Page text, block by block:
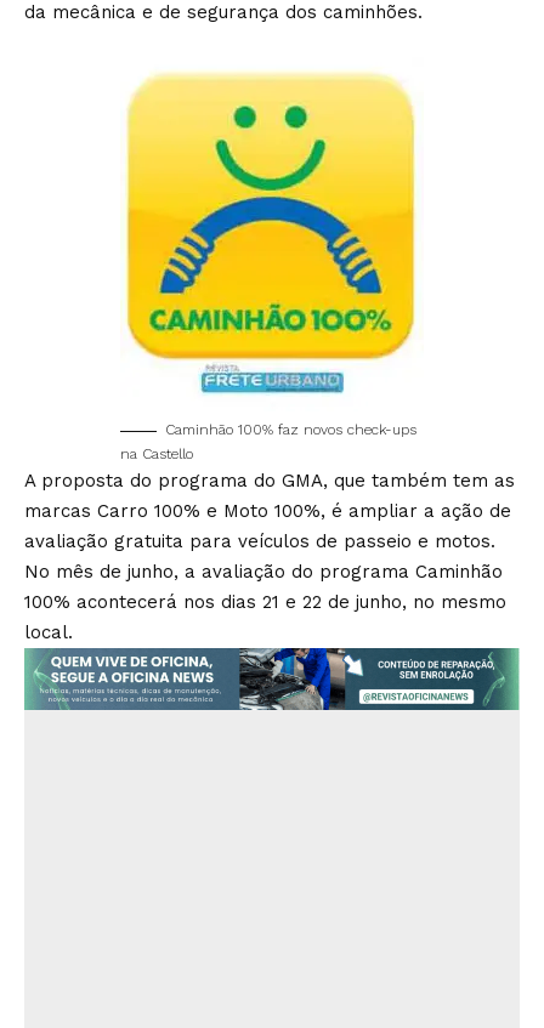
da mecânica e de segurança dos caminhões.
Caminhão 100% faz novos check-ups
na Castello
A proposta do programa do GMA, que também tem as
marcas Carro 100% e Moto 100%, é ampliar a ação de
avaliação gratuita para veículos de passeio e motos.
No mês de junho, a avaliação do programa Caminhão
100% acontecerá nos dias 21 e 22 de junho, no mesmo
local.